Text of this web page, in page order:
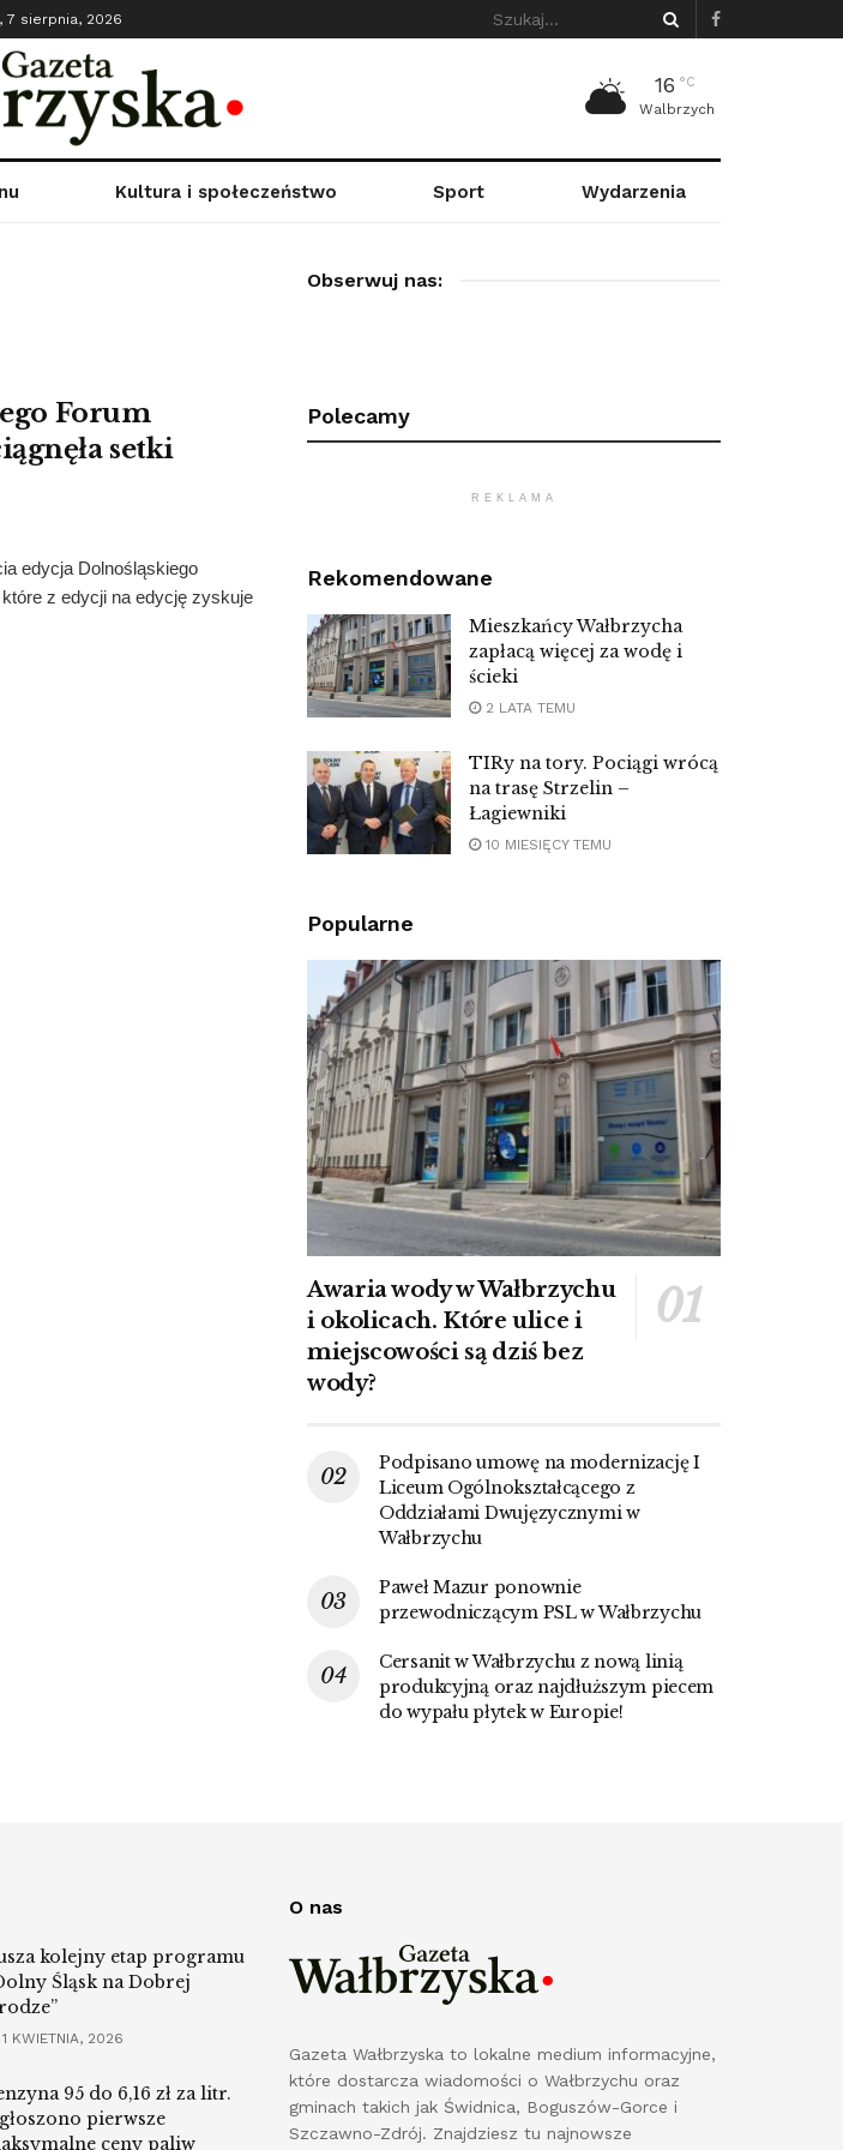
7 sierpnia, 2026
16 °C
Walbrzych
Kultura i społeczeństwo Sport Wydarzenia
Forum
setki
edycja Dolnośląskiego
z edycji na edycję zyskuje
Obserwuj nas:
Polecamy
REKLAMA
Rekomendowane
Mieszkańcy Wałbrzycha
zapłacą więcej za wodę i
ścieki
2 LATA TEMU
TIRy na tory. Pociągi wrócą
na trasę Strzelin –
Łagiewniki
10 MIESIĘCY TEMU
Popularne
Awaria wody w Wałbrzychu
i okolicach. Które ulice i
miejscowości są dziś bez
wody?
Podpisano umowę na modernizację I
Liceum Ogólnokształcącego z
Oddziałami Dwujęzycznymi w
Wałbrzychu
Paweł Mazur ponownie
przewodniczącym PSL w Wałbrzychu
Cersanit w Wałbrzychu z nową linią
produkcyjną oraz najdłuższym piecem
do wypału płytek w Europie!
kolejny etap programu
Śląsk na Dobrej
1 KWIETNIA, 2026
95 do 6,16 zł za litr.
pierwsze
ceny paliw
O nas
Gazeta Wałbrzyska to lokalne medium informacyjne,
które dostarcza wiadomości o Wałbrzychu oraz
gminach takich jak Świdnica, Boguszów-Gorce i
Szczawno-Zdrój. Znajdziesz tu najnowsze